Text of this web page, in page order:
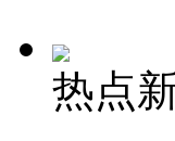
热点